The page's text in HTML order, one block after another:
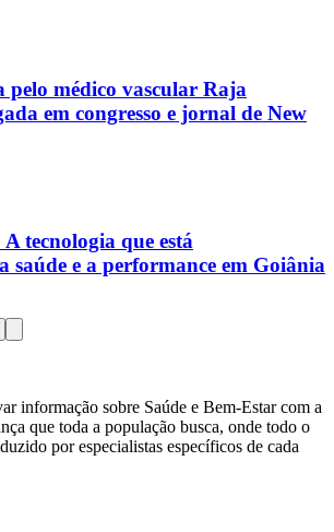
pelo médico vascular Raja
em congresso e jornal de New
tecnologia que está
saúde e a performance em Goiânia
informação sobre Saúde e Bem-Estar com a
que toda a população busca, onde todo o
por especialistas específicos de cada